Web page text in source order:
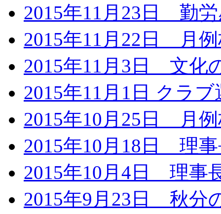
2015年11月23日 勤
2015年11月22日 月
2015年11月3日 文化
2015年11月1日 クラ
2015年10月25日 月
2015年10月18日 理
2015年10月4日 理事
2015年9月23日 秋分